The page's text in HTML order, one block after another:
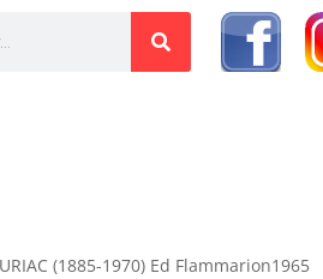
(1885-1970) Ed Flammarion1965